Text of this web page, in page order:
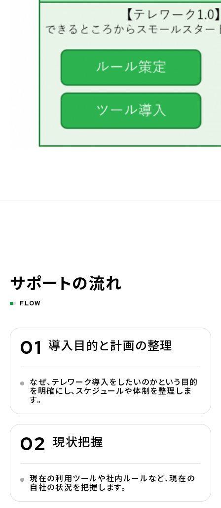
サポートの流れ
FLOW
導入目的と計画の整理
なぜ、テレワーク導入をしたいのかという目的
を明確にし、スケジュールや体制を整理しま
す。
現状把握
現在の利用ツールや社内ルールなど、現在の
自社の状況を把握します。